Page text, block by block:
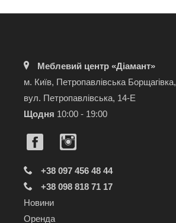
Меблевий центр «Діамант»
м. Київ, Петропавлівська Борщагівка,
вул. Петропавлівська, 14-Е
Щодня 10:00 - 19:00
+38 097 456 48 44
+38 098 818 71 17
Новини
Оренда